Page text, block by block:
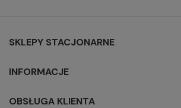
SKLEPY STACJONARNE
INFORMACJE
OBSŁUGA KLIENTA